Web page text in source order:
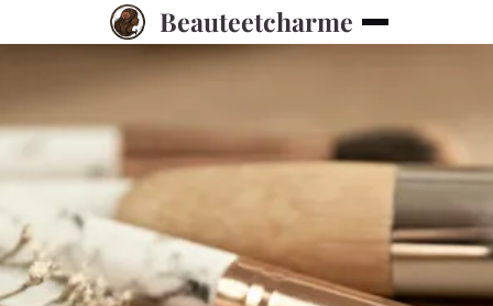
Beauteetcharme